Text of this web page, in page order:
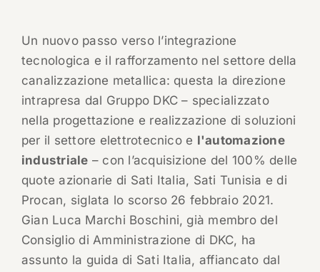
Un nuovo passo verso l’integrazione
tecnologica e il rafforzamento nel settore della
canalizzazione metallica: questa la direzione
intrapresa dal Gruppo DKC – specializzato
nella progettazione e realizzazione di soluzioni
per il settore elettrotecnico e l'automazione
industriale – con l’acquisizione del 100% delle
quote azionarie di Sati Italia, Sati Tunisia e di
Procan, siglata lo scorso 26 febbraio 2021.
Gian Luca Marchi Boschini, già membro del
Consiglio di Amministrazione di DKC, ha
assunto la guida di Sati Italia, affiancato dal